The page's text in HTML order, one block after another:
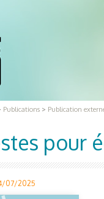
Publications > Publication
pour
07/2025